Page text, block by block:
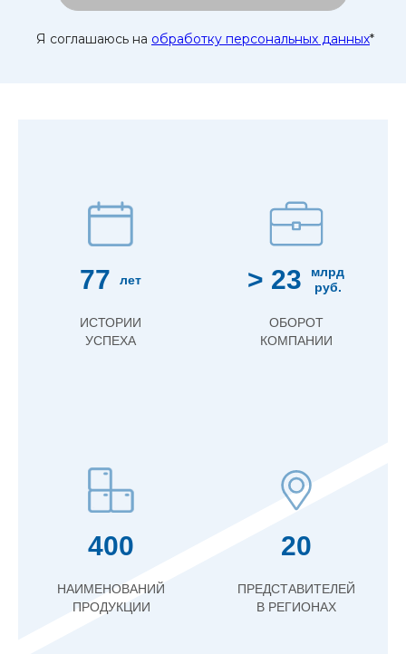
Я соглашаюсь на обработку персональных данных*
77 лет
ИСТОРИИ
УСПЕХА
> 23
млрд
руб.
ОБОРОТ
КОМПАНИИ
400
НАИМЕНОВАНИЙ
ПРОДУКЦИИ
20
ПРЕДСТАВИТЕЛЕЙ
В РЕГИОНАХ